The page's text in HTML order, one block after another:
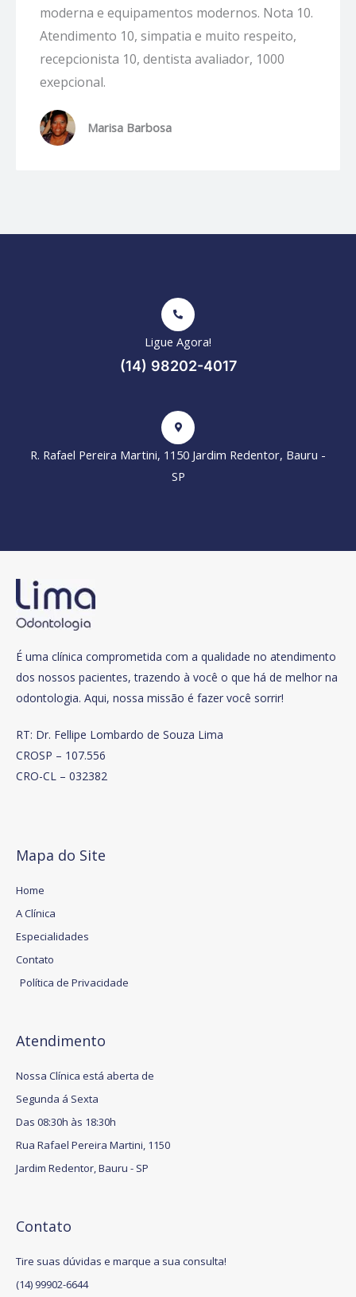
moderna e equipamentos modernos. Nota 10.
Atendimento 10, simpatia e muito respeito,
recepcionista 10, dentista avaliador, 1000
exepcional.
Marisa Barbosa
Ligue Agora!
(14) 98202-4017
R. Rafael Pereira Martini, 1150 Jardim Redentor, Bauru -
SP
É uma clínica comprometida com a qualidade no atendimento
dos nossos pacientes, trazendo à você o que há de melhor na
odontologia. Aqui, nossa missão é fazer você sorrir!
RT: Dr. Fellipe Lombardo de Souza Lima
CROSP – 107.556
CRO-CL – 032382
Mapa do Site
Home
A Clínica
Especialidades
Contato
Política de Privacidade
Atendimento
Nossa Clínica está aberta de
Segunda á Sexta
Das 08:30h às 18:30h
Rua Rafael Pereira Martini, 1150
Jardim Redentor, Bauru - SP
Contato
Tire suas dúvidas e marque a sua consulta!
(14) 99902-6644